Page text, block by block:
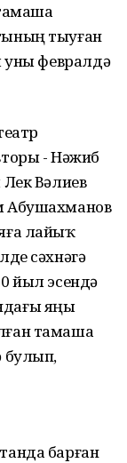
тыуған
уны февралдә
- Нәжиб
Вәлиев
Абушахманов
лайыҡ
сәхнәгә
йыл эсендә
яңы
тамаша
булып,
барған